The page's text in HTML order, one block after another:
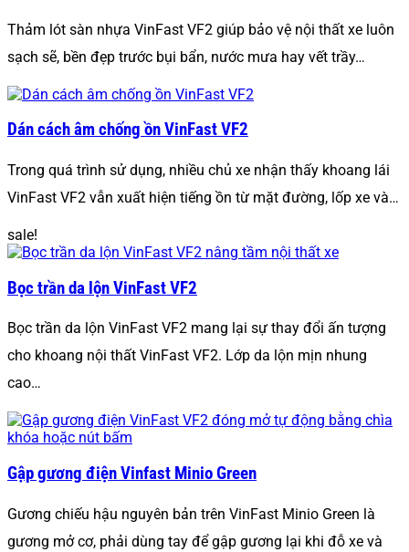
Thảm lót sàn nhựa VinFast VF2 giúp bảo vệ nội thất xe luôn
sạch sẽ, bền đẹp trước bụi bẩn, nước mưa hay vết trầy…
Dán cách âm chống ồn VinFast VF2
Trong quá trình sử dụng, nhiều chủ xe nhận thấy khoang lái
VinFast VF2 vẫn xuất hiện tiếng ồn từ mặt đường, lốp xe và…
sale!
Bọc trần da lộn VinFast VF2
Bọc trần da lộn VinFast VF2 mang lại sự thay đổi ấn tượng
cho khoang nội thất VinFast VF2. Lớp da lộn mịn nhung
cao…
Gập gương điện Vinfast Minio Green
Gương chiếu hậu nguyên bản trên VinFast Minio Green là
gương mở cơ, phải dùng tay để gập gương lại khi đỗ xe và